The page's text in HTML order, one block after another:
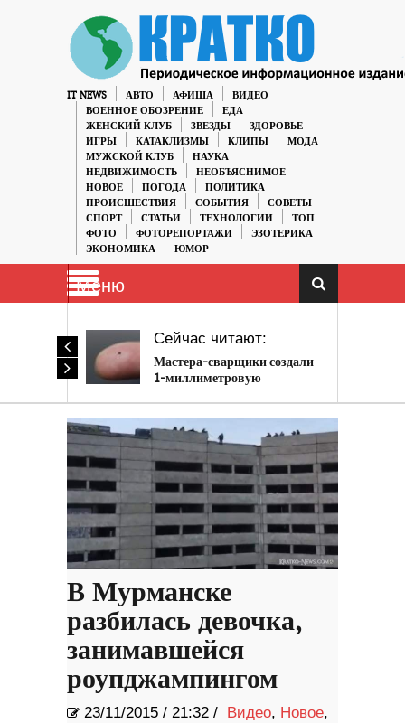
IT NEWS АВТО АФИША
ВИДЕО
ВОЕННОЕ ОБОЗРЕНИЕ
ЕДА
ЖЕНСКИЙ КЛУБ
ЗВЕЗДЫ
ЗДОРОВЬЕ
ИГРЫ
КАТАКЛИЗМЫ КЛИПЫ
МОДА
МУЖСКОЙ КЛУБ
НАУКА
НЕДВИЖИМОСТЬ
НЕОБЪЯСНИМОЕ
НОВОЕ
ПОГОДА
ПОЛИТИКА
ПРОИСШЕСТВИЯ
СОБЫТИЯ
СОВЕТЫ
СПОРТ
СТАТЬИ ТЕХНОЛОГИИ
ТОП
ФОТО
ФОТОРЕПОРТАЖИ
ЭЗОТЕРИКА
ЭКОНОМИКА
ЮМОР
Меню
Сейчас читают:
Мастера-сварщики создали
1-миллиметровую
В Мурманске
разбилась девочка,
занимавшейся
роупджампингом
23/11/2015 / 21:32 / Видео, Новое,